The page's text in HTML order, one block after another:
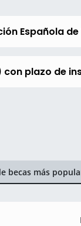
Española de
con plazo de
becas más